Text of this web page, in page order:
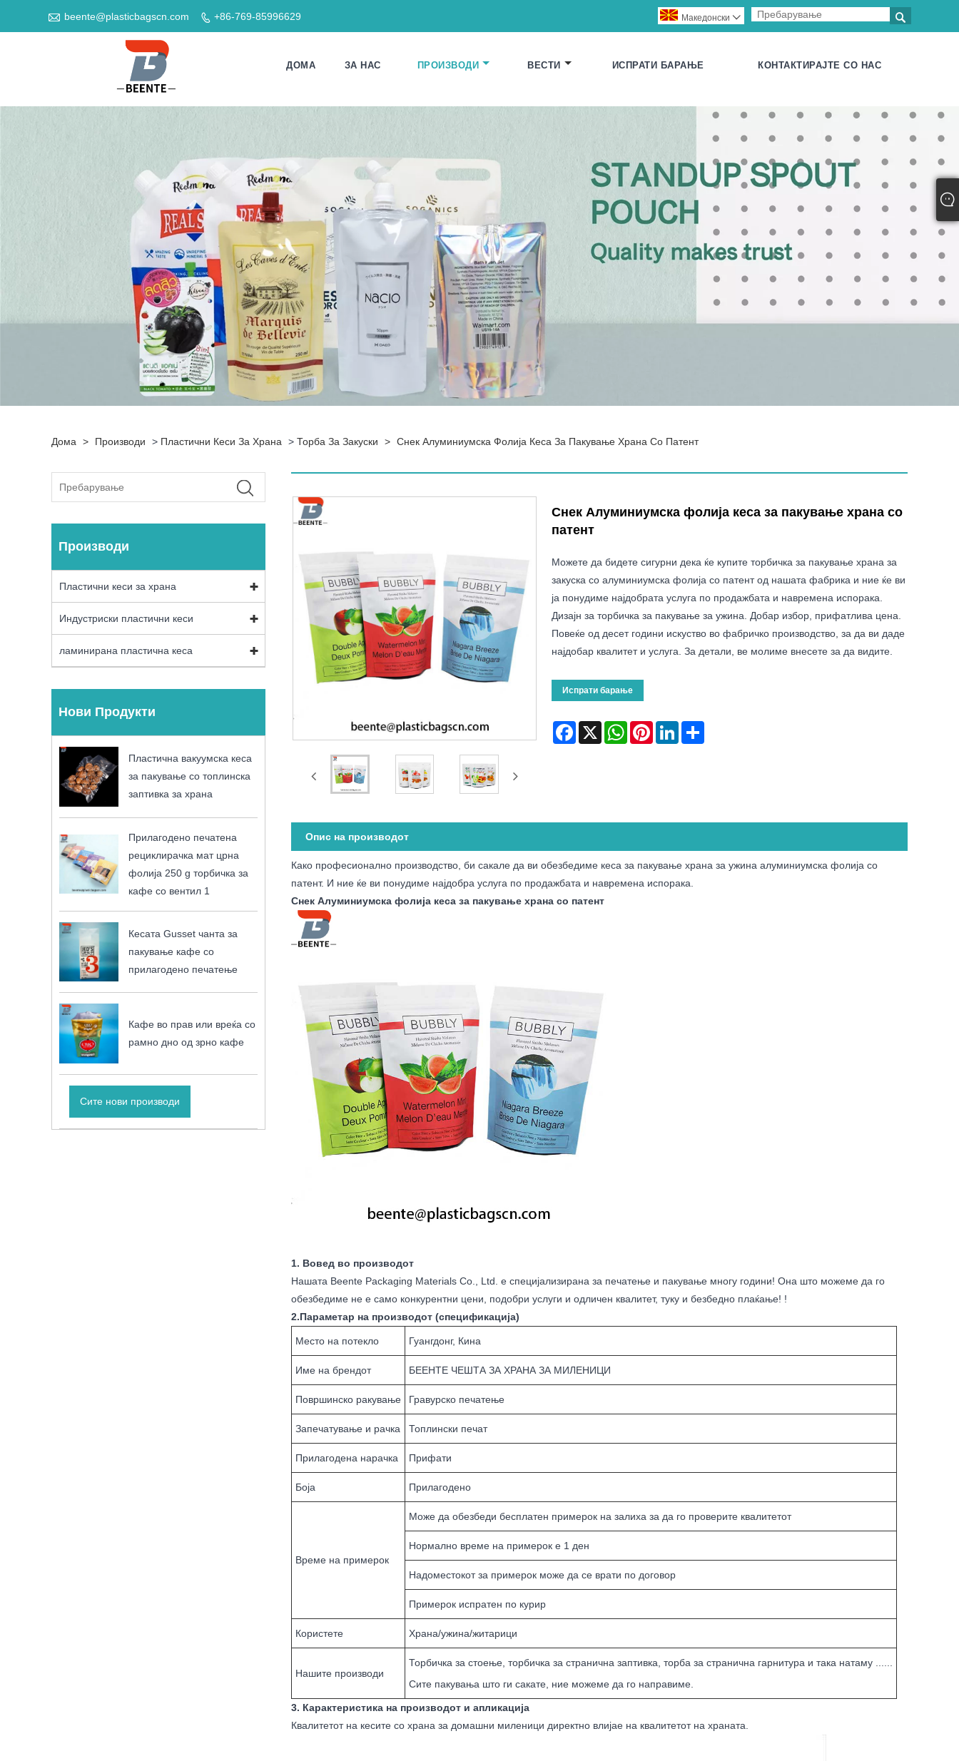
 beente@plasticbagscn.com  +86-769-85996629 
Македонски 
ДОМА ЗА НАС ПРОИЗВОДИ ВЕСТИ ИСПРАТИ БАРАЊЕ КОНТАКТИРАЈТЕ СО НАС
Дома > Производи > Пластични Кеси За Храна > Торба За Закуски > Снек Алуминиумска Фолија Кеса За Пакување Храна Со Патент
Производи
Пластични кеси за храна
Индустриски пластични кеси
ламинирана пластична кеса
Нови Продукти
Пластична вакуумска кеса
за пакување со топлинска
заптивка за храна
Прилагодено печатена
рециклирачка мат црна
фолија 250 g торбичка за
кафе со вентил 1
Кесата Gusset чанта за
пакување кафе со
прилагодено печатење
Кафе во прав или вреќа со
рамно дно од зрно кафе
Сите нови производи
Снек Алуминиумска фолија кеса за пакување храна со
патент
Можете да бидете сигурни дека ќе купите торбичка за пакување храна за
закуска со алуминиумска фолија со патент од нашата фабрика и ние ќе ви
ја понудиме најдобрата услуга по продажбата и навремена испорака.
Дизајн за торбичка за пакување за ужина. Добар избор, прифатлива цена.
Повеќе од десет години искуство во фабричко производство, за да ви даде
најдобар квалитет и услуга. За детали, ве молиме внесете за да видите.
Испрати барање
Facebook
X WhatsAppPinterestLinkedInShare
Опис на производот
Како професионално производство, би сакале да ви обезбедиме кеса за пакување храна за ужина алуминиумска фолија со
патент. И ние ќе ви понудиме најдобра услуга по продажбата и навремена испорака.
Снек Алуминиумска фолија кеса за пакување храна со патент
1. Вовед во производот
Нашата Beente Packaging Materials Co., Ltd. е специјализирана за печатење и пакување многу години! Она што можеме да го
обезбедиме не е само конкурентни цени, подобри услуги и одличен квалитет, туку и безбедно плаќање! !
2.Параметар на производот (спецификација)
Место на потекло Гуангдонг, Кина
Име на брендот БЕЕНТЕ ЧЕШТА ЗА ХРАНА ЗА МИЛЕНИЦИ
Површинско ракување Гравурско печатење
Запечатување и рачка Топлински печат
Прилагодена нарачка Прифати
Боја Прилагодено
Време на примерок
Може да обезбеди бесплатен примерок на залиха за да го проверите квалитетот
Нормално време на примерок е 1 ден
Надоместокот за примерок може да се врати по договор
Примерок испратен по курир
Користете Храна/ужина/житарици
Нашите производи
Торбичка за стоење, торбичка за странична заптивка, торба за странична гарнитура и така натаму ......
Сите пакувања што ги сакате, ние можеме да го направиме.
3. Карактеристика на производот и апликација
Квалитетот на кесите со храна за домашни миленици директно влијае на квалитетот на храната.